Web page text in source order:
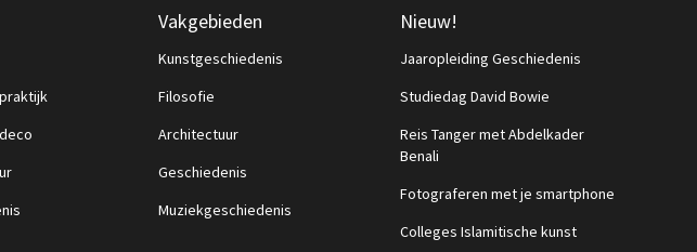
Vakgebieden
Kunstgeschiedenis
Filosofie
Architectuur
Geschiedenis
Muziekgeschiedenis
Nieuw!
Jaaropleiding Geschiedenis
Studiedag David Bowie
Reis Tanger met Abdelkader
Benali
Fotograferen met je smartphone
Colleges Islamitische kunst